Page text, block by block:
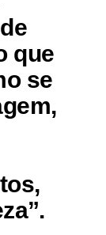
que
se